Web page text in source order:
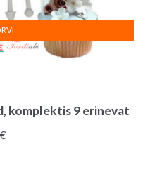
komplektis 9 erinevat
€